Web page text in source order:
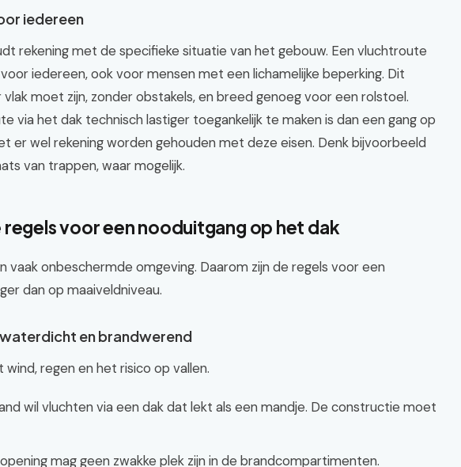
iedereen
rekening met de specifieke situatie van het gebouw. Een vluchtroute
iedereen, ook voor mensen met een lichamelijke beperking. Dit
moet zijn, zonder obstakels, en breed genoeg voor een rolstoel.
via het dak technisch lastiger toegankelijk te maken is dan een gang op
er wel rekening worden gehouden met deze eisen. Denk bijvoorbeeld
van trappen, waar mogelijk.
voor een nooduitgang op het dak
vaak onbeschermde omgeving. Daarom zijn de regels voor een
dan op maaiveldniveau.
en brandwerend
regen en het risico op vallen.
wil vluchten via een dak dat lekt als een mandje. De constructie moet
mag geen zwakke plek zijn in de brandcompartimenten.